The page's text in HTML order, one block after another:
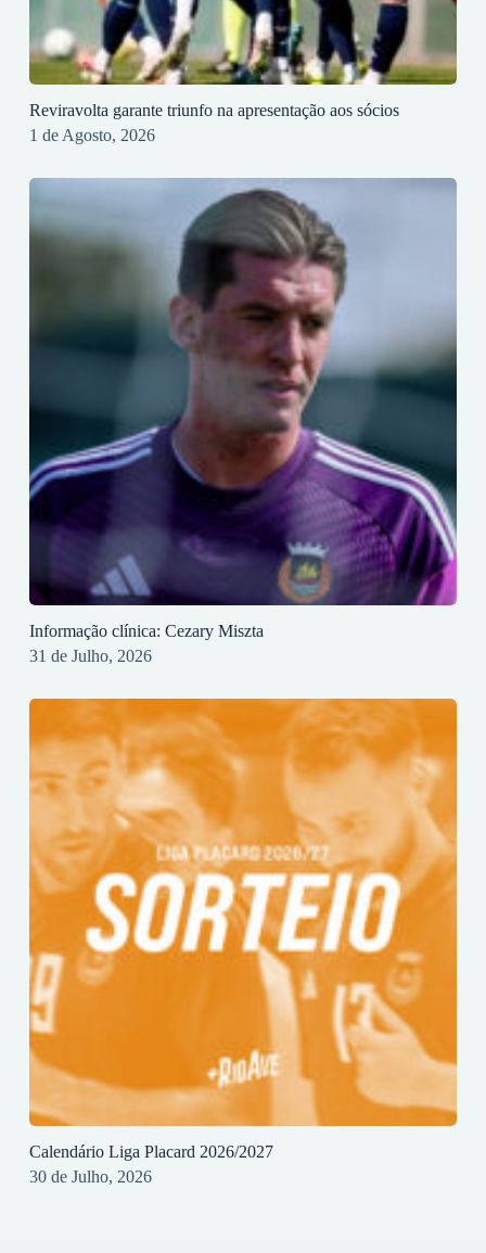
Reviravolta garante triunfo na apresentação aos sócios
1 de Agosto, 2026
Informação clínica: Cezary Miszta
31 de Julho, 2026
Calendário Liga Placard 2026/2027
30 de Julho, 2026